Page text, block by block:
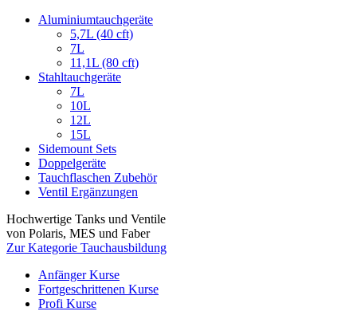
Aluminiumtauchgeräte
5,7L (40 cft)
7L
11,1L (80 cft)
Stahltauchgeräte
7L
10L
12L
15L
Sidemount Sets
Doppelgeräte
Tauchflaschen Zubehör
Ventil Ergänzungen
Hochwertige Tanks und Ventile
von Polaris, MES und Faber
Zur Kategorie Tauchausbildung
Anfänger Kurse
Fortgeschrittenen Kurse
Profi Kurse